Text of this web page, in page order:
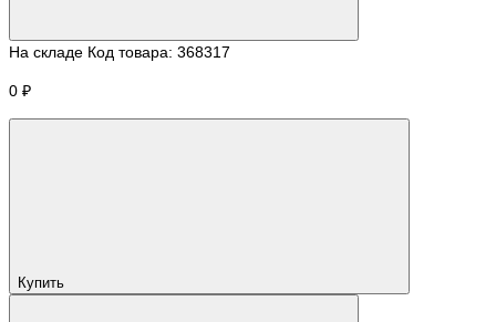
На складе Код товара: 368317
0 ₽
Купить